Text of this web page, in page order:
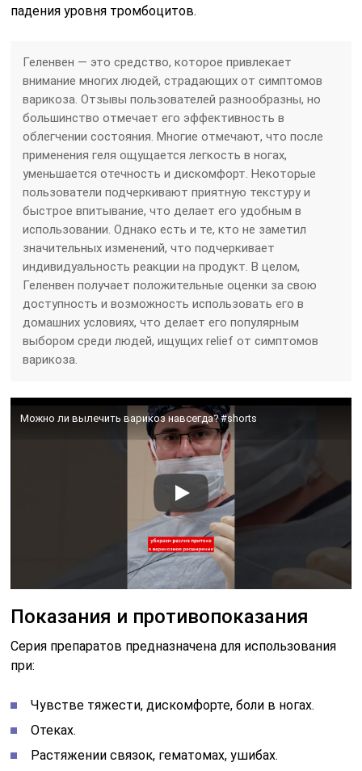
падения уровня тромбоцитов.
Геленвен — это средство, которое привлекает
внимание многих людей, страдающих от симптомов
варикоза. Отзывы пользователей разнообразны, но
большинство отмечает его эффективность в
облегчении состояния. Многие отмечают, что после
применения геля ощущается легкость в ногах,
уменьшается отечность и дискомфорт. Некоторые
пользователи подчеркивают приятную текстуру и
быстрое впитывание, что делает его удобным в
использовании. Однако есть и те, кто не заметил
значительных изменений, что подчеркивает
индивидуальность реакции на продукт. В целом,
Геленвен получает положительные оценки за свою
доступность и возможность использовать его в
домашних условиях, что делает его популярным
выбором среди людей, ищущих relief от симптомов
варикоза.
Можно ли вылечить варикоз навсегда? #shorts
Показания и противопоказания
Серия препаратов предназначена для использования
при:
Чувстве тяжести, дискомфорте, боли в ногах.
Отеках.
Растяжении связок, гематомах, ушибах.